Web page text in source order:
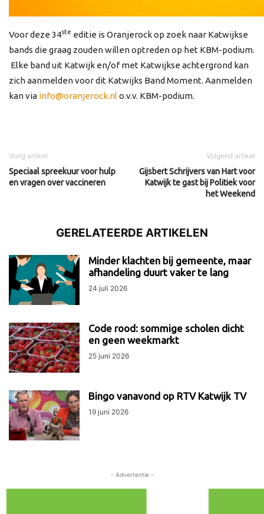
Voor deze 34ste editie is Oranjerock op zoek naar Katwijkse
bands die graag zouden willen optreden op het KBM-podium.
Elke band uit Katwijk en/of met Katwijkse achtergrond kan
zich aanmelden voor dit Katwijks Band Moment. Aanmelden
kan via info@oranjerock.nl o.v.v. KBM-podium.
Vorig artikel
Speciaal spreekuur voor hulp
en vragen over vaccineren
Volgend artikel
Gijsbert Schrijvers van Hart voor
Katwijk te gast bij Politiek voor
het Weekend
GERELATEERDE ARTIKELEN
Minder klachten bij gemeente, maar
afhandeling duurt vaker te lang
24 juli 2026
Code rood: sommige scholen dicht
en geen weekmarkt
25 juni 2026
Bingo vanavond op RTV Katwijk TV
19 juni 2026
- Advertentie -